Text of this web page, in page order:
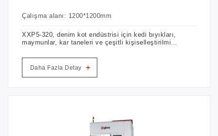
Çalışma alanı: 1200*1200mm
XXP5-320, denim kot endüstrisi için kedi bıyıkları,
maymunlar, kar taneleri ve çeşitli kişiselleştirilmiş
kazımak için özel olarak geliştirilmiştir. Çevre
açısından güvenlidir ve yüksek verimlilik ve
Daha Fazla Detay +